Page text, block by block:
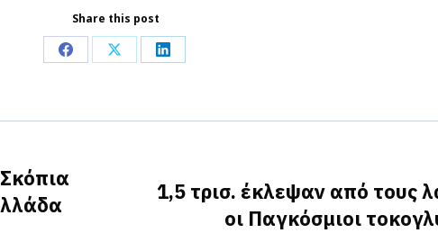
Share this post
Share
Facebook
Share
X
Share
LinkedIn
Next
1,5 τρισ. έκλεψαν από τους
οι Παγκόσμιοι